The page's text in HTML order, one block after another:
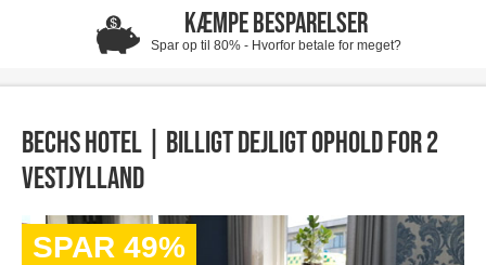
KÆMPE BESPARELSER
Spar op til 80% - Hvorfor betale for meget?
Bechs Hotel | Billigt dejligt ophold for 2
Vestjylland
SPAR 49%